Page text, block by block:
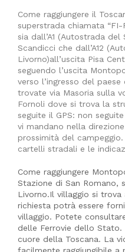
Come raggiungere il
superstrada chiamata
sia dall’A1 (Autostrada
Scandicci che dall’A12
Livorno)all’uscita Pisa
seguendo l’uscita
verso l’ingresso del
trovate via Masoria sulla
Fornoli dove si trova la
seguite il GPS: non
vi mandano nella
prossimità del
cartelli stradali e le
Come raggiungere
Stazione di San Romano,
Livorno.Il villaggio si
richiesta potrà essere
villaggio. Potete
delle Ferrovie dello Stato.
cuore della Toscana. La
facilmente raggiungibile a